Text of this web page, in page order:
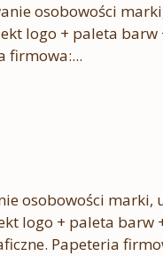
osobowości
logo + paleta barw
firmowa:...
osobowości marki,
logo + paleta barw
Papeteria